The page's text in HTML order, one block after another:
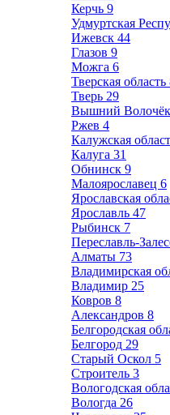
Керчь 9
Удмуртская
Ижевск 44
Глазов 9
Можга 6
Тверская область
Тверь 29
Вышний Волочёк
Ржев 4
Калужская
Калуга 31
Обнинск 9
Малоярославец 6
Ярославская
Ярославль 47
Рыбинск 7
Переславль-
Алматы 73
Владимирская
Владимир 25
Ковров 8
Александров 8
Белгородская
Белгород 29
Старый Оскол 5
Строитель 3
Вологодская
Вологда 26